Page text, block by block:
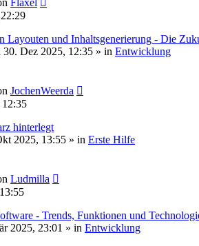
Layouten und Inhaltsgenerierung - Die
30. Dez 2025, 12:35 » in Entwicklung
JochenWeerda
hinterlegt
2025, 13:55 » in Erste Hilfe
Ludmilla
- Trends, Funktionen und
2025, 23:01 » in Entwicklung